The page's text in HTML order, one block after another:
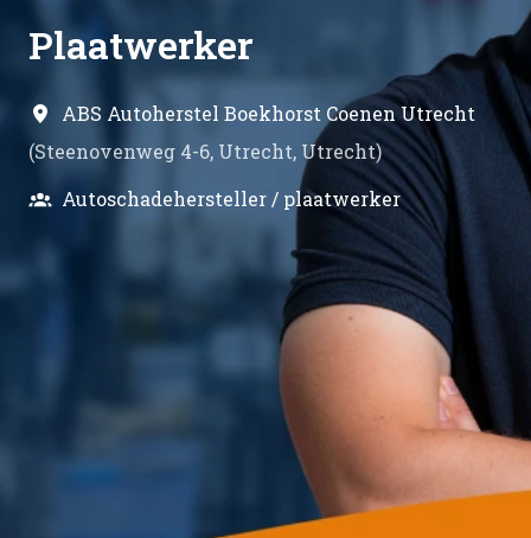
Plaatwerker
ABS Autoherstel Boekhorst Coenen Utrecht
(Steenovenweg 4-6, Utrecht, Utrecht)
Autoschadehersteller / plaatwerker